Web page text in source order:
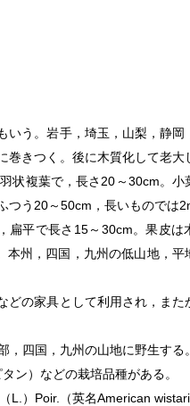
いう。岩手，埼玉，山梨，静岡
巻きつく。後に木質化して老大
状複葉で，長さ20～30cm。小
つう20～50cm，長いものでは
扁平で長さ15～30cm。果皮は
州，四国，九州の低山地，平
の家具として利用され，また
，四国，九州の山地に野生する
ン）などの栽培品種がある。
L.）Poir.（英名American